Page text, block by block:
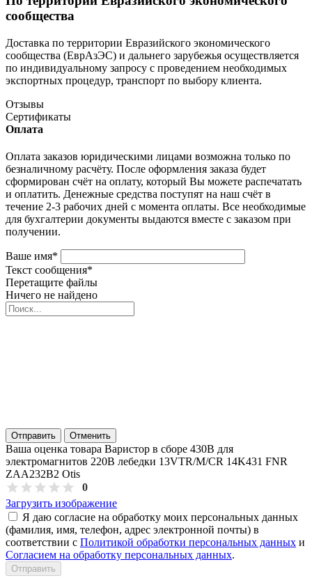
сообщества
Доставка по территории Евразийского экономического
сообщества (ЕврАзЭС) и дальнего зарубежья осуществляется
по индивидуальному запросу с проведением необходимых
экспортных процедур, транспорт по выбору клиента.
Отзывы
Сертификаты
Оплата
Оплата заказов юридическими лицами возможна только по
безналичному расчёту. После оформления заказа будет
сформирован счёт на оплату, который Вы можете распечатать
и оплатить. Денежные средства поступят на наш счёт в
течение 2-3 рабочих дней с момента оплаты. Все необходимые
для бухгалтерии документы выдаются вместе с заказом при
получении.
Ваше имя*
Текст сообщения*
Перетащите файлы
Ничего не найдено
Отправить Отменить
Ваша оценка товара Варистор в сборе 430В для
электромагнитов 220В лебедки 13VTR/M/CR 14K431 FNR
ZAA232B2 Otis
0
Загрузить изображение
Я даю согласие на обработку моих персональных данных
(фамилия, имя, телефон, адрес электронной почты) в
соответствии с Политикой обработки персональных данных и
Согласием на обработку персональных данных.